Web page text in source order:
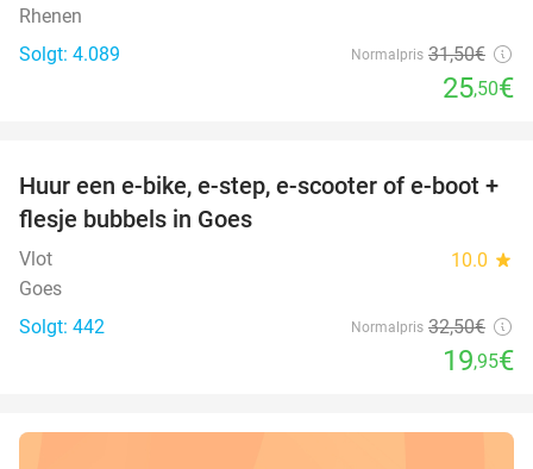
Rhenen
Solgt: 4.089
Normalpris 31,50€
25,50€
39%
Huur een e-bike, e-step, e-scooter of e-boot +
flesje bubbels in Goes
Vlot 10.0 star
Goes
Solgt: 442
Normalpris 32,50€
19,95€